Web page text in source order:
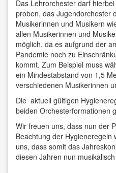
Das Lehrorchester darf
proben, das Jugendorchester
Musikerinnen und Musikern
allen Musikerinnen und
möglich, da es aufgrund der
Pandemie noch zu
kommt. Zum Beispiel muss
ein Mindestabstand von 1,5
verschiedenen Musikerinnen
Die aktuell gültigen
beiden Orchesterformationen
Wir freuen uns, dass nun der
Beachtung der
uns, dass somit das
diesen Jahren nun